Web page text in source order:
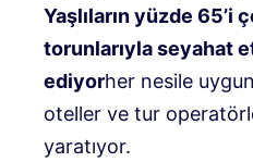
Yaşlıların yüzde 65’i
torunlarıyla seyahat
ediyorher nesile
oteller ve tur
yaratıyor.